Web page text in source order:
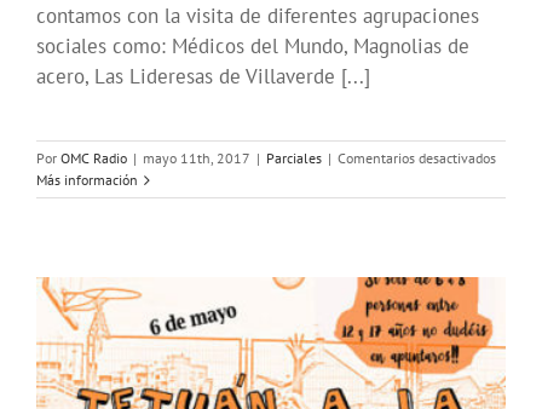
contamos con la visita de diferentes agrupaciones
sociales como: Médicos del Mundo, Magnolias de
acero, Las Lideresas de Villaverde [...]
Por OMC Radio | mayo 11th, 2017 | Parciales | Comentarios desactivadosen
Más información